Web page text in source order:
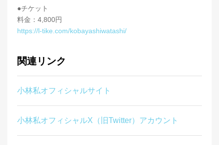
●チケット
料金：4,800円
https://l-tike.com/kobayashiwatashi/
関連リンク
小林私オフィシャルサイト
小林私オフィシャルX（旧Twitter）アカウント